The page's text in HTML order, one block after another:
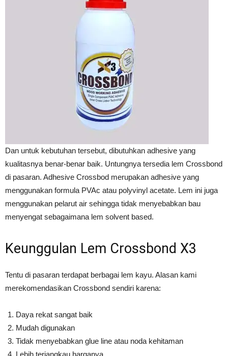
Dan untuk kebutuhan tersebut, dibutuhkan adhesive yang
kualitasnya benar-benar baik. Untungnya tersedia lem Crossbond
di pasaran. Adhesive Crossbod merupakan adhesive yang
menggunakan formula PVAc atau polyvinyl acetate. Lem ini juga
menggunakan pelarut air sehingga tidak menyebabkan bau
menyengat sebagaimana lem solvent based.
Keunggulan Lem Crossbond X3
Tentu di pasaran terdapat berbagai lem kayu. Alasan kami
merekomendasikan Crossbond sendiri karena:
Daya rekat sangat baik
Mudah digunakan
Tidak menyebabkan glue line atau noda kehitaman
Lebih terjangkau harganya